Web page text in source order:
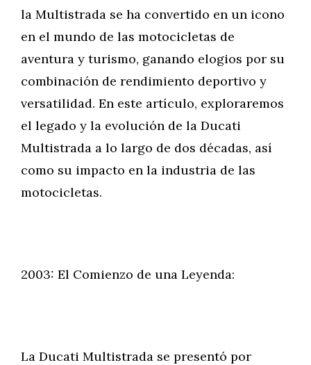
la Multistrada se ha convertido en un icono
en el mundo de las motocicletas de
aventura y turismo, ganando elogios por su
combinación de rendimiento deportivo y
versatilidad. En este artículo, exploraremos
el legado y la evolución de la Ducati
Multistrada a lo largo de dos décadas, así
como su impacto en la industria de las
motocicletas.
2003: El Comienzo de una Leyenda:
La Ducati Multistrada se presentó por